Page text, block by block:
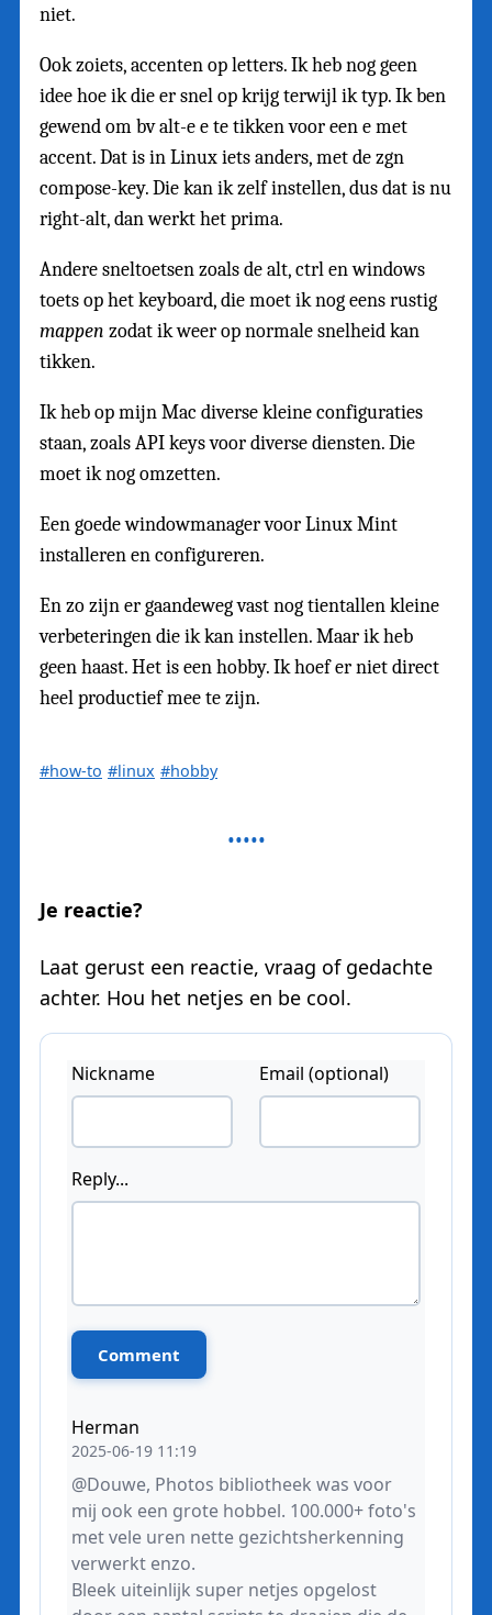
niet.
Ook zoiets, accenten op letters. Ik heb nog geen
idee hoe ik die er snel op krijg terwijl ik typ. Ik ben
gewend om bv alt-e e te tikken voor een e met
accent. Dat is in Linux iets anders, met de zgn
compose-key. Die kan ik zelf instellen, dus dat is nu
right-alt, dan werkt het prima.
Andere sneltoetsen zoals de alt, ctrl en windows
toets op het keyboard, die moet ik nog eens rustig
mappen zodat ik weer op normale snelheid kan
tikken.
Ik heb op mijn Mac diverse kleine configuraties
staan, zoals API keys voor diverse diensten. Die
moet ik nog omzetten.
Een goede windowmanager voor Linux Mint
installeren en configureren.
En zo zijn er gaandeweg vast nog tientallen kleine
verbeteringen die ik kan instellen. Maar ik heb
geen haast. Het is een hobby. Ik hoef er niet direct
heel productief mee te zijn.
#how-to #linux #hobby
Je reactie?
Laat gerust een reactie, vraag of gedachte
achter. Hou het netjes en be cool.